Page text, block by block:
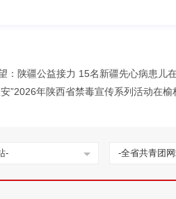
：陕疆公益接力 15名新疆先心病患儿
”2026年陕西省禁毒宣传系列活动在榆
- -全省共青团